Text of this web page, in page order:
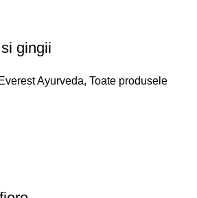
gingii
Everest Ayurveda, Toate produsele